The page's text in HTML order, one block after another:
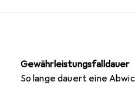
Gewährleistungsfalldauer
So lange dauert eine